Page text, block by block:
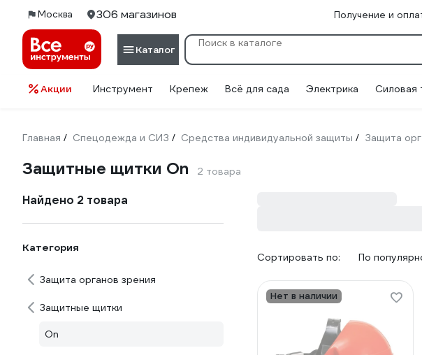
Москва 306 магазинов Получение и
Каталог
Акции Инструмент Крепеж Всё для сада Электрика Силовая
Главная / Спецодежда и СИЗ / Средства индивидуальной защиты / Защита
Защитные щитки On 2 товара
Найдено 2 товара
Категория
Защита органов зрения
Защитные щитки
On
Сортировать по: По
Нет в наличии